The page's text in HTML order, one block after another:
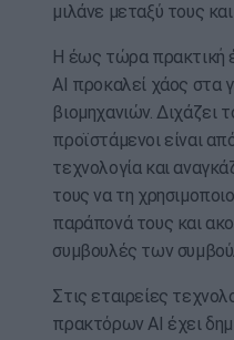
μιλάνε μεταξύ τους και
Η έως τώρα πρακτική
ΑΙ προκαλεί χάος στα
βιομηχανιών. Διχάζει
προϊστάμενοι είναι
τεχνολογία και
τους να τη
παράπονά τους και
συμβουλές των
Στις εταιρείες
πρακτόρων ΑΙ έχει